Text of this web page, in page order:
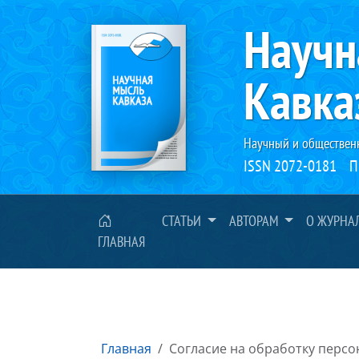
Научный и
ISSN 2072-0181
ГЛАВНАЯ
СТАТЬИ АВТОРАМ О
Главная Согласие на обработку